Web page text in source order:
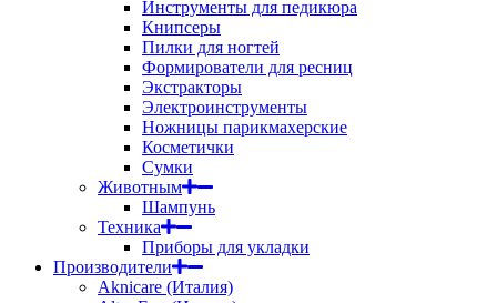
Инструменты для педикюра
Книпсеры
Пилки для ногтей
Формирователи для ресниц
Экстракторы
Электроинструменты
Ножницы парикмахерские
Косметички
Сумки
Животным
Шампунь
Техника
Приборы для укладки
Производители
Aknicare (Италия)